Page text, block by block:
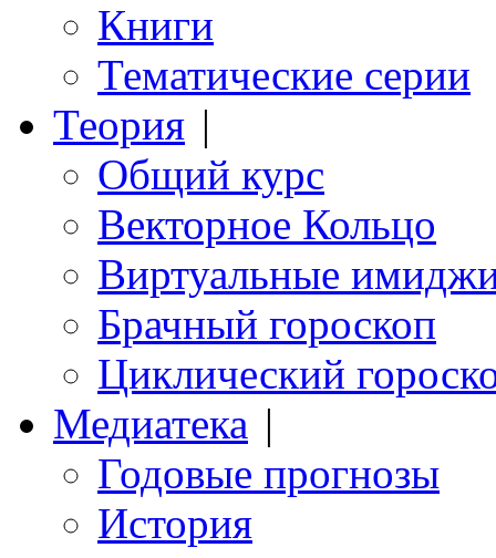
Книги
Тематические серии
Теория |
Общий курс
Векторное Кольцо
Виртуальные
Брачный гороскоп
Циклический
Медиатека |
Годовые прогнозы
История